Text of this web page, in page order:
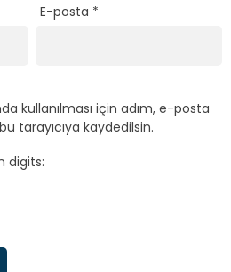
E-posta *
kullanılması için adım, e-posta
tarayıcıya kaydedilsin.
digits: